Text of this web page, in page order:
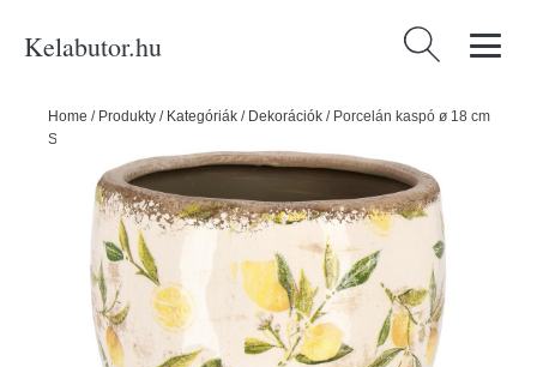
Kelabutor.hu Keresés:
Home / Produkty / Kategóriák / Dekorációk / Porcelán kaspó ø 18 cm
Sorrento – Yes Everyday